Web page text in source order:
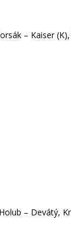
– Kaiser
– Devátý,